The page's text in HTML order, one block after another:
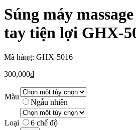
Súng máy
tay tiện lợi GHX-
Mã hàng: GHX-5016
300,000₫
Màu
Ngẫu nhiên
Loại 6 chế độ